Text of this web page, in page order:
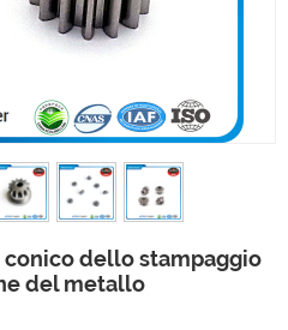
dello stampaggio
del metallo